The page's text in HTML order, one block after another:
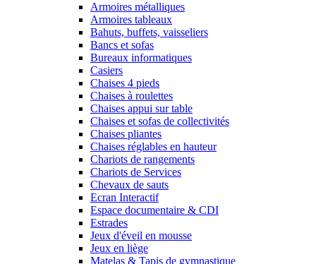
Armoires métalliques
Armoires tableaux
Bahuts, buffets, vaisseliers
Bancs et sofas
Bureaux informatiques
Casiers
Chaises 4 pieds
Chaises à roulettes
Chaises appui sur table
Chaises et sofas de collectivités
Chaises pliantes
Chaises réglables en hauteur
Chariots de rangements
Chariots de Services
Chevaux de sauts
Ecran Interactif
Espace documentaire & CDI
Estrades
Jeux d'éveil en mousse
Jeux en liège
Matelas & Tapis de gymnastique